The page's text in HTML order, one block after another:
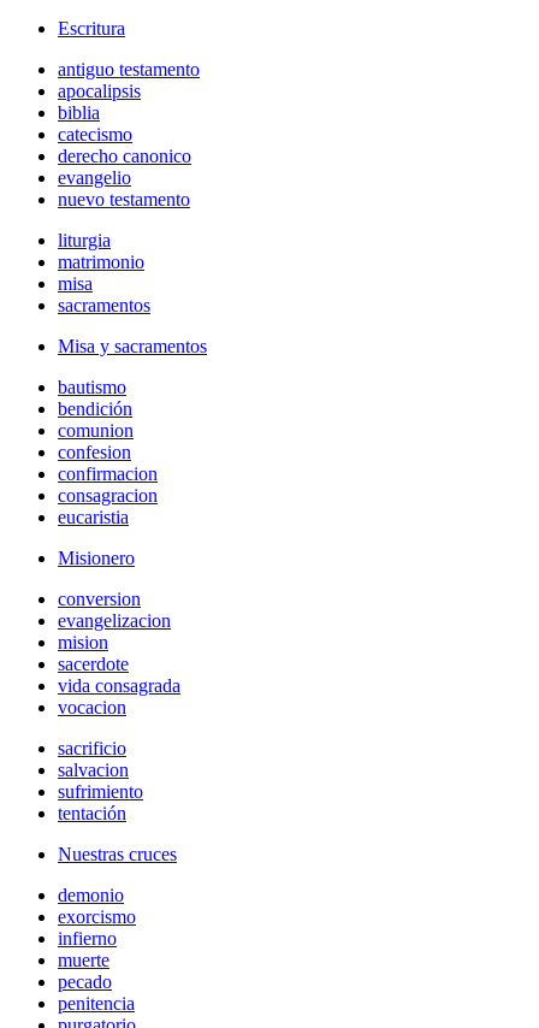
Escritura
antiguo testamento
apocalipsis
biblia
catecismo
derecho canonico
evangelio
nuevo testamento
liturgia
matrimonio
misa
sacramentos
Misa y sacramentos
bautismo
bendición
comunion
confesion
confirmacion
consagracion
eucaristia
Misionero
conversion
evangelizacion
mision
sacerdote
vida consagrada
vocacion
sacrificio
salvacion
sufrimiento
tentación
Nuestras cruces
demonio
exorcismo
infierno
muerte
pecado
penitencia